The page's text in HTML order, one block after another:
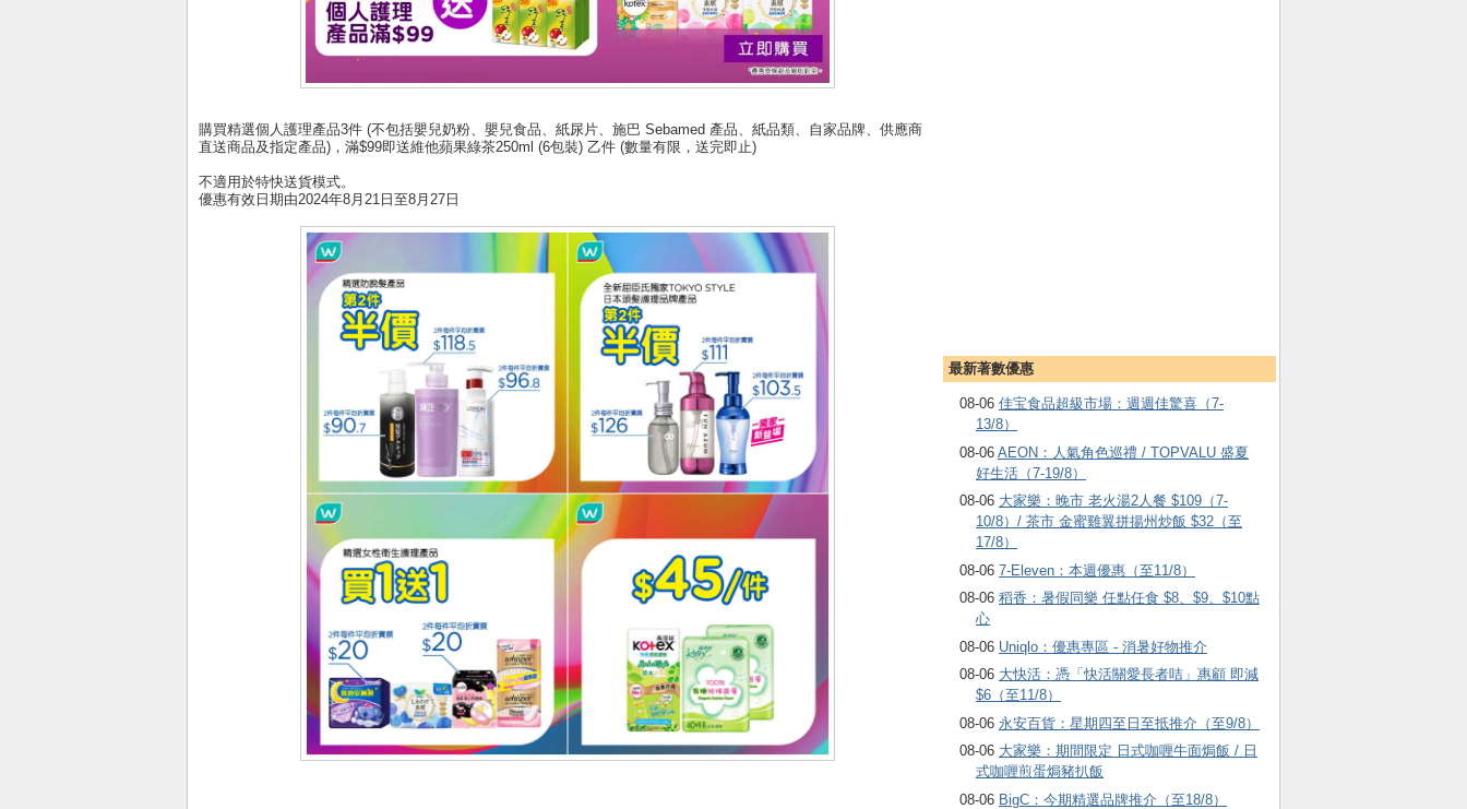
最新著數優惠
08-06 佳宝食品超級市場：週週佳驚喜（7-
13/8）
08-06 AEON：人氣角色巡禮 / TOPVALU 盛夏
好生活（7-19/8）
08-06 大家樂：晚市 老火湯2人餐 $109（7-
10/8）/ 茶市 金蜜雞翼拼揚州炒飯 $32（至
17/8）
08-06 7-Eleven：本週優惠（至11/8）
08-06 稻香：暑假同樂 任點任食 $8、$9、$10點
心
08-06 Uniqlo：優惠專區 - 消暑好物推介
08-06 大快活：憑「快活關愛長者咭」惠顧 即減
$6（至11/8）
08-06 永安百貨：星期四至日至抵推介（至9/8）
08-06 大家樂：期間限定 日式咖喱牛面焗飯 / 日
式咖喱煎蛋焗豬扒飯
08-06 BigC：今期精選品牌推介（至18/8）
購買精選個人護理產品3件 (不包括嬰兒奶粉、嬰兒食品、紙尿片、施巴 Sebamed 產品、紙品類、自家品牌、供應商
直送商品及指定產品)，滿$99即送維他蘋果綠茶250ml (6包裝) 乙件 (數量有限，送完即止)
不適用於特快送貨模式。
優惠有效日期由2024年8月21日至8月27日